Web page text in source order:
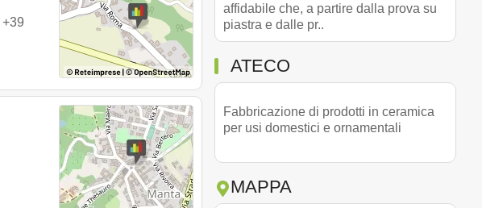
+39
affidabile che, a partire dalla prova su
piastra e dalle pr..
ATECO
Fabbricazione di prodotti in ceramica
per usi domestici e ornamentali
MAPPA